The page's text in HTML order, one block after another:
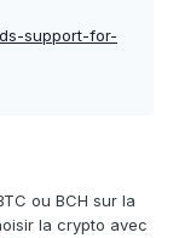
support-for-
ou BCH sur la
la crypto avec